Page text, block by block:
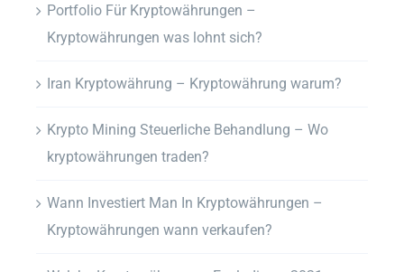
Portfolio Für Kryptowährungen –
Kryptowährungen was lohnt sich?
Iran Kryptowährung – Kryptowährung warum?
Krypto Mining Steuerliche Behandlung – Wo
kryptowährungen traden?
Wann Investiert Man In Kryptowährungen –
Kryptowährungen wann verkaufen?